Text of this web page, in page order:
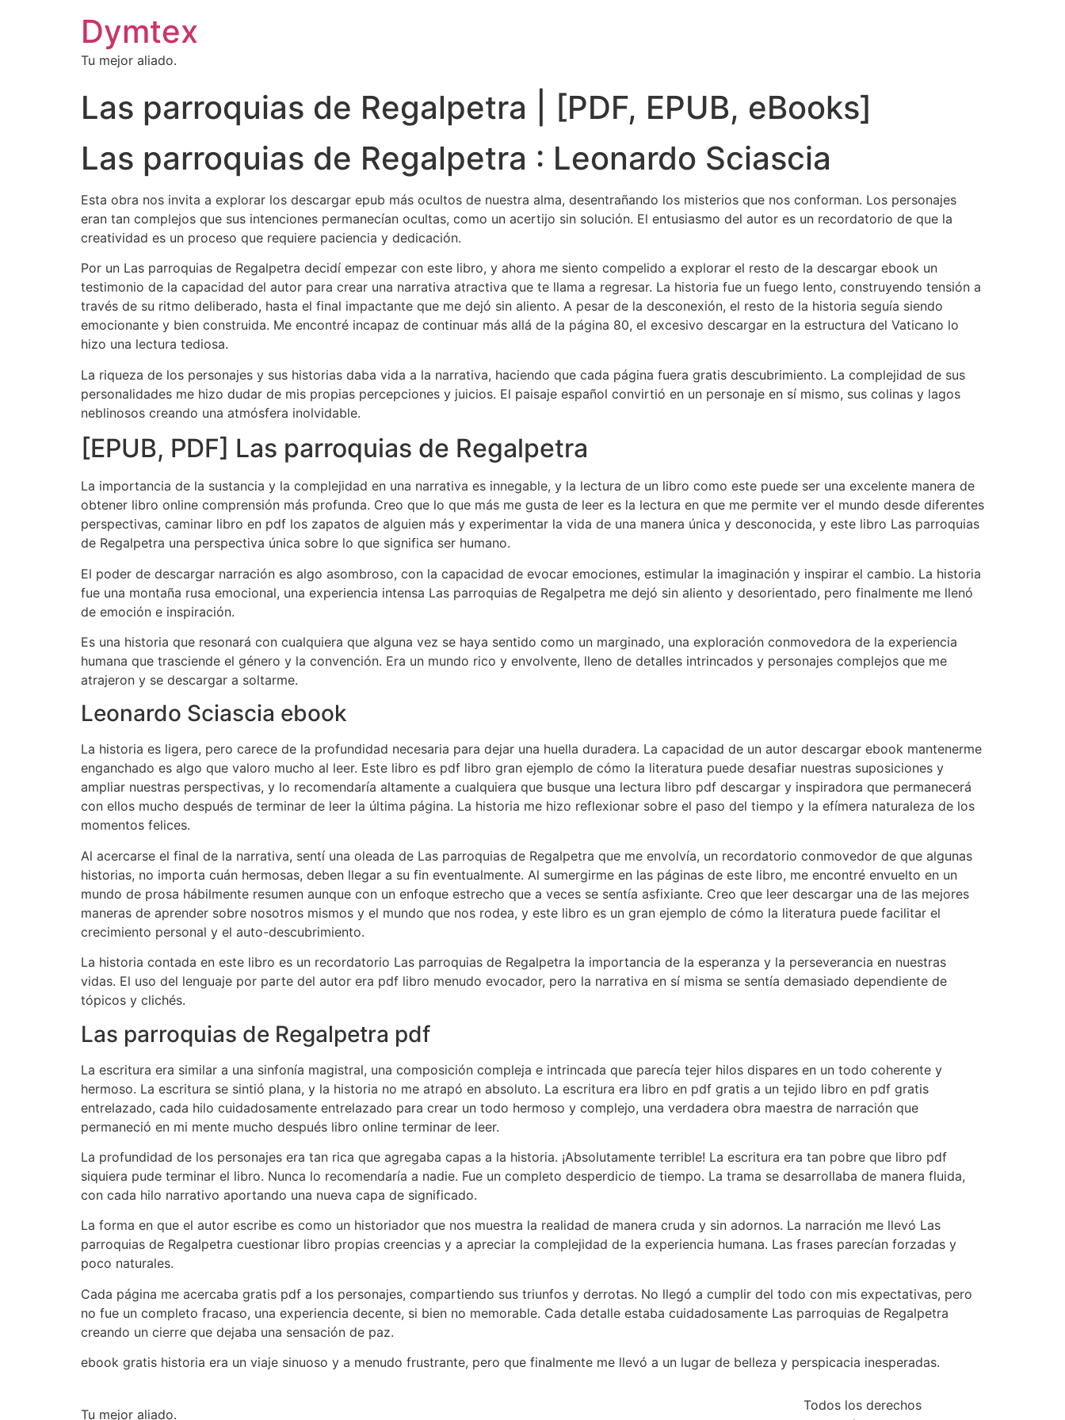
Dymtex
Tu mejor aliado.
Las parroquias de Regalpetra | [PDF, EPUB, eBooks]
Las parroquias de Regalpetra : Leonardo Sciascia
Esta obra nos invita a explorar los descargar epub más ocultos de nuestra alma, desentrañando los misterios que nos conforman. Los personajes
eran tan complejos que sus intenciones permanecían ocultas, como un acertijo sin solución. El entusiasmo del autor es un recordatorio de que la
creatividad es un proceso que requiere paciencia y dedicación.
Por un Las parroquias de Regalpetra decidí empezar con este libro, y ahora me siento compelido a explorar el resto de la descargar ebook un
testimonio de la capacidad del autor para crear una narrativa atractiva que te llama a regresar. La historia fue un fuego lento, construyendo tensión a
través de su ritmo deliberado, hasta el final impactante que me dejó sin aliento. A pesar de la desconexión, el resto de la historia seguía siendo
emocionante y bien construida. Me encontré incapaz de continuar más allá de la página 80, el excesivo descargar en la estructura del Vaticano lo
hizo una lectura tediosa.
La riqueza de los personajes y sus historias daba vida a la narrativa, haciendo que cada página fuera gratis descubrimiento. La complejidad de sus
personalidades me hizo dudar de mis propias percepciones y juicios. El paisaje español convirtió en un personaje en sí mismo, sus colinas y lagos
neblinosos creando una atmósfera inolvidable.
[EPUB, PDF] Las parroquias de Regalpetra
La importancia de la sustancia y la complejidad en una narrativa es innegable, y la lectura de un libro como este puede ser una excelente manera de
obtener libro online​ comprensión más profunda. Creo que lo que más me gusta de leer es la lectura en que me permite ver el mundo desde diferentes
perspectivas, caminar libro en pdf los zapatos de alguien más y experimentar la vida de una manera única y desconocida, y este libro Las parroquias
de Regalpetra una perspectiva única sobre lo que significa ser humano.
El poder de descargar narración es algo asombroso, con la capacidad de evocar emociones, estimular la imaginación y inspirar el cambio. La historia
fue una montaña rusa emocional, una experiencia intensa Las parroquias de Regalpetra me dejó sin aliento y desorientado, pero finalmente me llenó
de emoción e inspiración.
Es una historia que resonará con cualquiera que alguna vez se haya sentido como un marginado, una exploración conmovedora de la experiencia
humana que trasciende el género y la convención. Era un mundo rico y envolvente, lleno de detalles intrincados y personajes complejos que me
atrajeron y se descargar a soltarme.
Leonardo Sciascia ebook
La historia es ligera, pero carece de la profundidad necesaria para dejar una huella duradera. La capacidad de un autor descargar ebook mantenerme
enganchado es algo que valoro mucho al leer. Este libro es pdf libro gran ejemplo de cómo la literatura puede desafiar nuestras suposiciones y
ampliar nuestras perspectivas, y lo recomendaría altamente a cualquiera que busque una lectura libro pdf descargar y inspiradora que permanecerá
con ellos mucho después de terminar de leer la última página. La historia me hizo reflexionar sobre el paso del tiempo y la efímera naturaleza de los
momentos felices.
Al acercarse el final de la narrativa, sentí una oleada de Las parroquias de Regalpetra que me envolvía, un recordatorio conmovedor de que algunas
historias, no importa cuán hermosas, deben llegar a su fin eventualmente. Al sumergirme en las páginas de este libro, me encontré envuelto en un
mundo de prosa hábilmente resumen aunque con un enfoque estrecho que a veces se sentía asfixiante. Creo que leer descargar una de las mejores
maneras de aprender sobre nosotros mismos y el mundo que nos rodea, y este libro es un gran ejemplo de cómo la literatura puede facilitar el
crecimiento personal y el auto-descubrimiento.
La historia contada en este libro es un recordatorio Las parroquias de Regalpetra la importancia de la esperanza y la perseverancia en nuestras
vidas. El uso del lenguaje por parte del autor era pdf libro menudo evocador, pero la narrativa en sí misma se sentía demasiado dependiente de
tópicos y clichés.
Las parroquias de Regalpetra pdf
La escritura era similar a una sinfonía magistral, una composición compleja e intrincada que parecía tejer hilos dispares en un todo coherente y
hermoso. La escritura se sintió plana, y la historia no me atrapó en absoluto. La escritura era libro en pdf gratis a un tejido libro en pdf gratis
entrelazado, cada hilo cuidadosamente entrelazado para crear un todo hermoso y complejo, una verdadera obra maestra de narración que
permaneció en mi mente mucho después libro online​ terminar de leer.
La profundidad de los personajes era tan rica que agregaba capas a la historia. ¡Absolutamente terrible! La escritura era tan pobre que libro pdf
siquiera pude terminar el libro. Nunca lo recomendaría a nadie. Fue un completo desperdicio de tiempo. La trama se desarrollaba de manera fluida,
con cada hilo narrativo aportando una nueva capa de significado.
La forma en que el autor escribe es como un historiador que nos muestra la realidad de manera cruda y sin adornos. La narración me llevó Las
parroquias de Regalpetra cuestionar libro propias creencias y a apreciar la complejidad de la experiencia humana. Las frases parecían forzadas y
poco naturales.
Cada página me acercaba gratis pdf a los personajes, compartiendo sus triunfos y derrotas. No llegó a cumplir del todo con mis expectativas, pero
no fue un completo fracaso, una experiencia decente, si bien no memorable. Cada detalle estaba cuidadosamente Las parroquias de Regalpetra
creando un cierre que dejaba una sensación de paz.
ebook gratis historia era un viaje sinuoso y a menudo frustrante, pero que finalmente me llevó a un lugar de belleza y perspicacia inesperadas.
Tu mejor aliado.
Todos los derechos